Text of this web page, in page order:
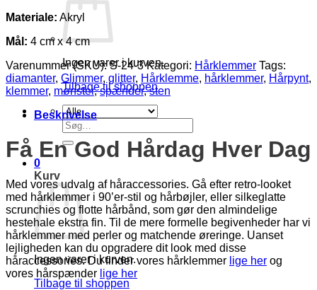
Ingen varer i kurven.
Tilbage til shoppen
Søg
efter:
0
Kurv
Ingen varer i kurven.
Tilbage til shoppen
Materiale: Akryl
Mål: 4 cm x 4 cm
Varenummer (SKU):S-24-3 Kategori: Hårklemmer Tags:
diamanter, Glimmer, glitter, Hårklemme, hårklemmer, Hårpynt,
klemmer, mønster,spænder,sten
Beskrivelse
Få En God Hårdag Hver Dag
Med vores udvalg af håraccessories. Gå efter retro-looket
med hårklemmer i 90’er-stil og hårbøjler, eller silkeglatte
scrunchies og flotte hårbånd, som gør den almindelige
hestehale ekstra fin. Til de mere formelle begivenheder har vi
hårklemmer med perler og matchende øreringe. Uanset
lejligheden kan du opgradere dit look med disse
håraccessories. Du finder vores hårklemmer lige her og
vores hårspænder lige her